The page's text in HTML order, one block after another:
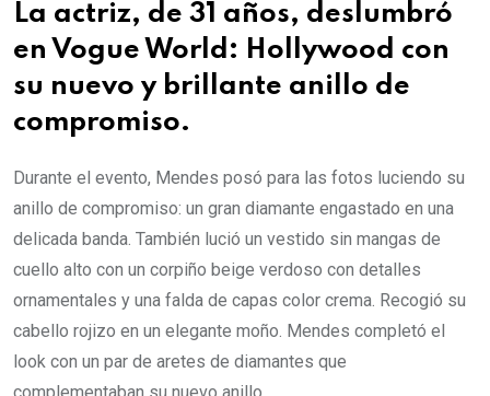
La actriz, de 31 años, deslumbró
en Vogue World: Hollywood con
su nuevo y brillante anillo de
compromiso.
Durante el evento, Mendes posó para las fotos luciendo su
anillo de compromiso: un gran diamante engastado en una
delicada banda. También lució un vestido sin mangas de
cuello alto con un corpiño beige verdoso con detalles
ornamentales y una falda de capas color crema. Recogió su
cabello rojizo en un elegante moño. Mendes completó el
look con un par de aretes de diamantes que